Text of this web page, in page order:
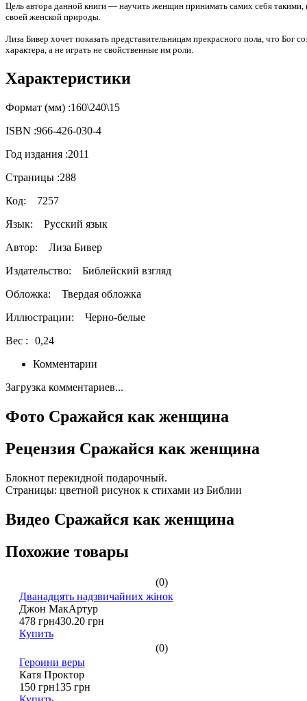
Цель автора данной книги — научить женщин принимать самих себя
своей женской природы.
Лиза Бивер хочет показать представительницам прекрасного пола, что
характера, а не играть не свойственные им роли.
Характеристики
Формат (мм) :160\240\15
ISBN :966-426-030-4
Год издания :2011
Страницы :288
Код: 7257
Язык: Русский язык
Автор:
Лиза Бивер
Издательство:
Библейский взгляд
Обложка: Твердая обложка
Иллюстрации: Черно-белые
Вес :
0,24
Комментарии
Загрузка комментариев...
Фото Сражайся как женщина
Рецензия Сражайся как женщина
Блокнот перекидной подарочный.
Страницы: цветной рисунок к стихами из Библии
Видео Сражайся как женщина
Похожие товары
(0)
Дванадцять надзвичайних жінок
Джон МакАртур
478 грн430.20 грн
Купить
(0)
Героини веры
Катя Проктор
150 грн135 грн